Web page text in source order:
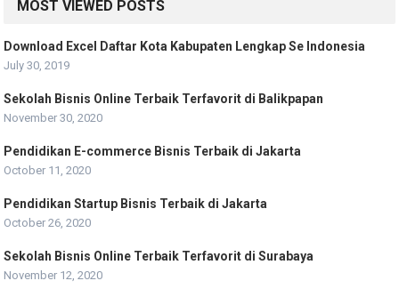
MOST VIEWED POSTS
Download Excel Daftar Kota Kabupaten Lengkap Se Indonesia
July 30, 2019
Sekolah Bisnis Online Terbaik Terfavorit di Balikpapan
November 30, 2020
Pendidikan E-commerce Bisnis Terbaik di Jakarta
October 11, 2020
Pendidikan Startup Bisnis Terbaik di Jakarta
October 26, 2020
Sekolah Bisnis Online Terbaik Terfavorit di Surabaya
November 12, 2020